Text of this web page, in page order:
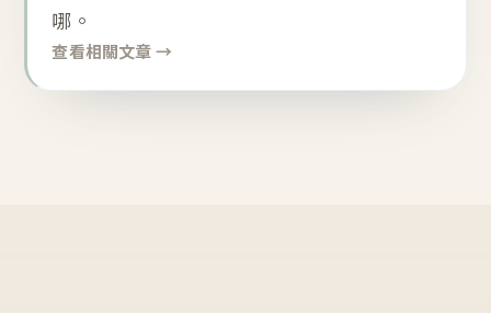
哪。
查看相關文章 →